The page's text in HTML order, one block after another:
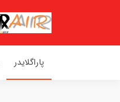
پاراگلایدر